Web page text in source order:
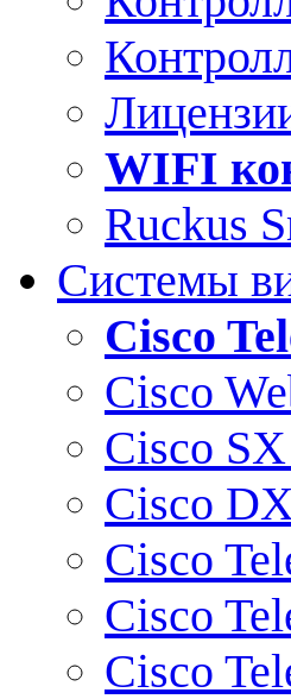
WIFI
Ruckus
Системы
Cisco
Cisco
Cisco
Cisco
Cisco
Cisco
Cisco